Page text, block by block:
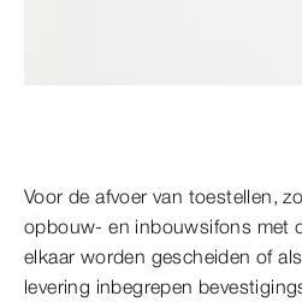
Voor de afvoer van toestellen,
opbouw- en inbouwsifons met
elkaar worden gescheiden of
levering inbegrepen